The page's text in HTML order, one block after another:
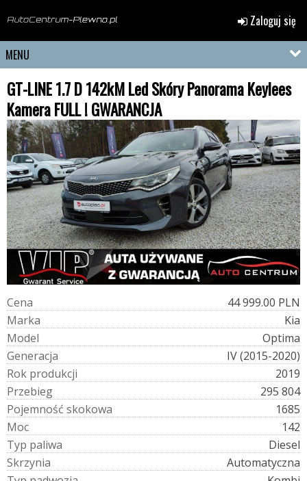
Zaloguj się
MENU
GT-LINE 1.7 D 142kM Led Skóry Panorama Keylees
Kamera FULL ! GWARANCJA
Cena
44 999.00 PLN
Marka
Kia
Model
Optima
Generacja
IV (2015-2020)
Rok produkcji
2019
Przebieg
295 804
Pojemność skokowa
1685
Moc
142
Typ paliwa
Diesel
Skrzynia
Automatyczna